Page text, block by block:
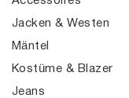
Jacken & Westen
Mäntel
Kostüme & Blazer
Jeans